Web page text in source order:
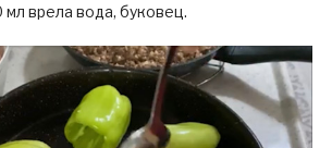
врела вода, буковец.